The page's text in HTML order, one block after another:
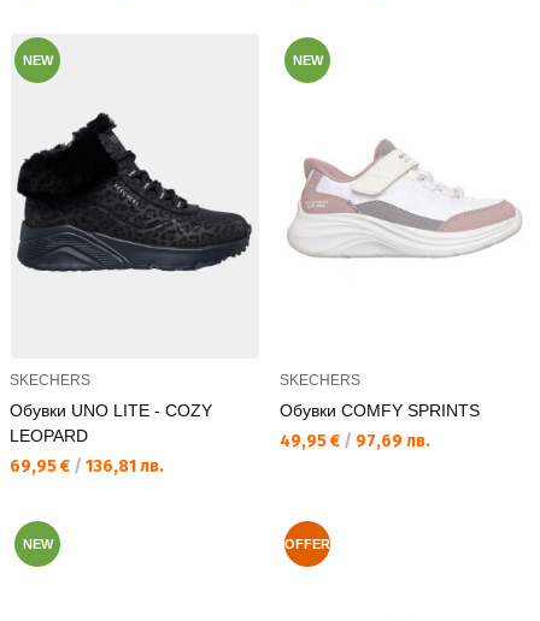
NEW
SKECHERS
Обувки UNO LITE - COZY
LEOPARD
Текуща цена:
69,95 € / 136,81 лв.
NEW
SKECHERS
Обувки COMFY SPRINTS
Текуща цена:
49,95 € / 97,69 лв.
NEW OFFER